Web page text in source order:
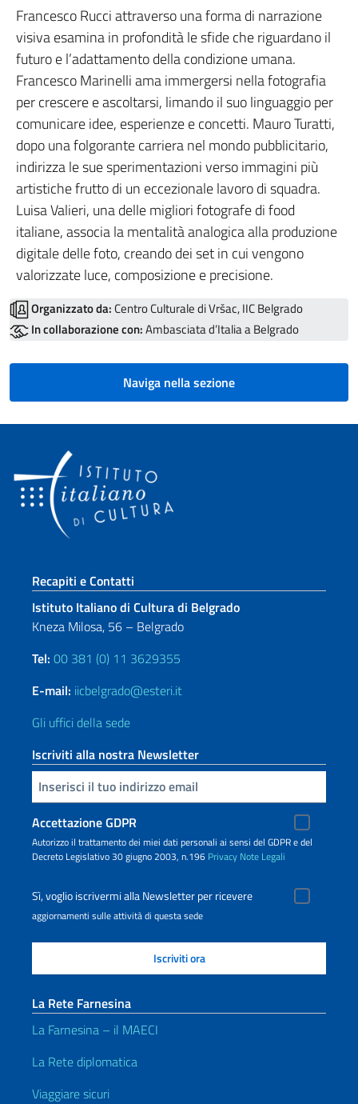
Francesco Rucci attraverso una forma di narrazione
visiva esamina in profondità le sfide che riguardano il
futuro e l’adattamento della condizione umana.
Francesco Marinelli ama immergersi nella fotografia
per crescere e ascoltarsi, limando il suo linguaggio per
comunicare idee, esperienze e concetti. Mauro Turatti,
dopo una folgorante carriera nel mondo pubblicitario,
indirizza le sue sperimentazioni verso immagini più
artistiche frutto di un eccezionale lavoro di squadra.
Luisa Valieri, una delle migliori fotografe di food
italiane, associa la mentalità analogica alla produzione
digitale delle foto, creando dei set in cui vengono
valorizzate luce, composizione e precisione.
Organizzato da: Centro Culturale di Vršac, IIC Belgrado
In collaborazione con:Ambasciata d’Italia a Belgrado
Naviga nella sezione
Sezione footer
Recapiti e Contatti
Istituto Italiano di Cultura di Belgrado
Kneza Milosa, 56 – Belgrado
Tel: 00 381 (0) 11 3629355
E-mail: iicbelgrado@esteri.it
Gli uffici della sede
Iscriviti alla nostra Newsletter
Inserisci la tua email
Accettazione GDPR
Autorizzo il trattamento dei miei dati personali ai sensi del GDPR e del
Decreto Legislativo 30 giugno 2003, n.196 Privacy Note Legali
Sì, voglio iscrivermi alla Newsletter per ricevere
aggiornamenti sulle attività di questa sede
La Rete Farnesina
La Farnesina – il MAECI
La Rete diplomatica
Viaggiare sicuri